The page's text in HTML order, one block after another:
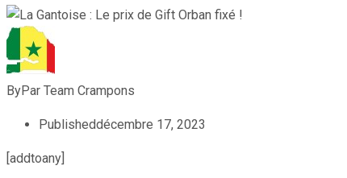
ByPar Team Crampons
Publisheddécembre 17, 2023
[addtoany]